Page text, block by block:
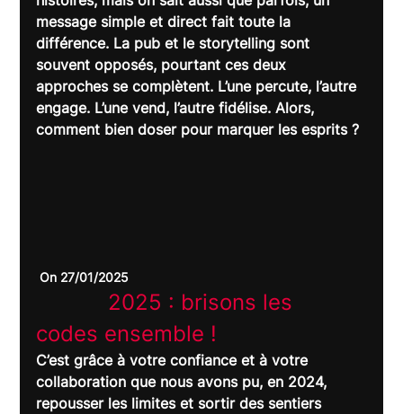
message simple et direct fait toute la
différence. La pub et le storytelling sont
souvent opposés, pourtant ces deux
approches se complètent. L’une percute, l’autre
engage. L’une vend, l’autre fidélise. Alors,
comment bien doser pour marquer les esprits ?
On 27/01/2025
C’est grâce à votre confiance et à votre
collaboration que nous avons pu, en 2024,
repousser les limites et sortir des sentiers